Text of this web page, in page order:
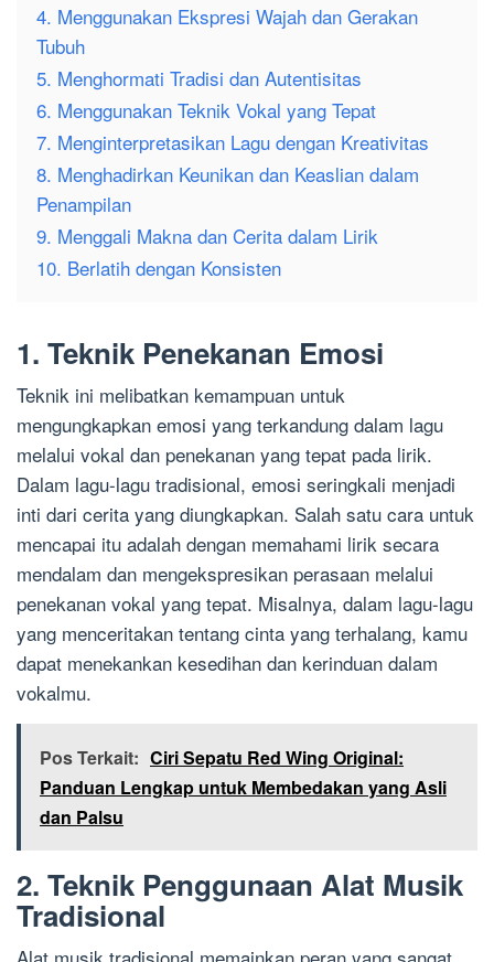
4. Menggunakan Ekspresi Wajah dan Gerakan
Tubuh
5. Menghormati Tradisi dan Autentisitas
6. Menggunakan Teknik Vokal yang Tepat
7. Menginterpretasikan Lagu dengan Kreativitas
8. Menghadirkan Keunikan dan Keaslian dalam
Penampilan
9. Menggali Makna dan Cerita dalam Lirik
10. Berlatih dengan Konsisten
1. Teknik Penekanan Emosi
Teknik ini melibatkan kemampuan untuk
mengungkapkan emosi yang terkandung dalam lagu
melalui vokal dan penekanan yang tepat pada lirik.
Dalam lagu-lagu tradisional, emosi seringkali menjadi
inti dari cerita yang diungkapkan. Salah satu cara untuk
mencapai itu adalah dengan memahami lirik secara
mendalam dan mengekspresikan perasaan melalui
penekanan vokal yang tepat. Misalnya, dalam lagu-lagu
yang menceritakan tentang cinta yang terhalang, kamu
dapat menekankan kesedihan dan kerinduan dalam
vokalmu.
Pos Terkait: Ciri Sepatu Red Wing Original:
Panduan Lengkap untuk Membedakan yang Asli
dan Palsu
2. Teknik Penggunaan Alat Musik
Tradisional